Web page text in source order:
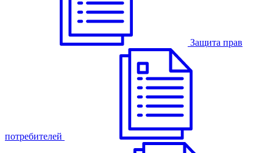
Защита прав
потребителей